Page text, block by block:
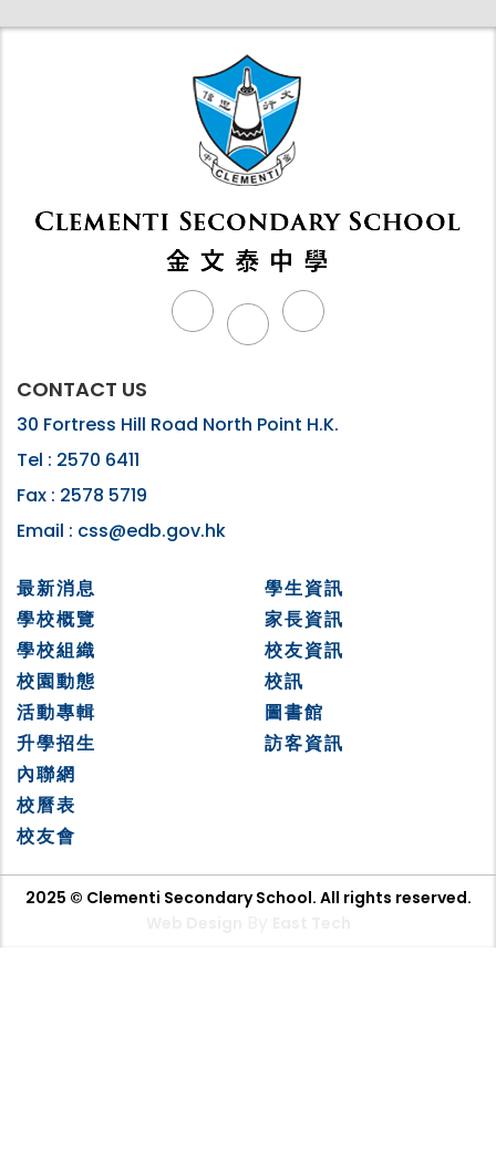
CONTACT US
30 Fortress Hill Road North Point H.K.
Tel : 2570 6411
Fax : 2578 5719
Email : css@edb.gov.hk
最新消息
學校概覽
學校組織
校園動態
活動專輯
升學招生
學生資訊
家長資訊
校友資訊
校訊
圖書館
訪客資訊
內聯網
校曆表
校友會
2025 © Clementi Secondary School. All rights reserved.